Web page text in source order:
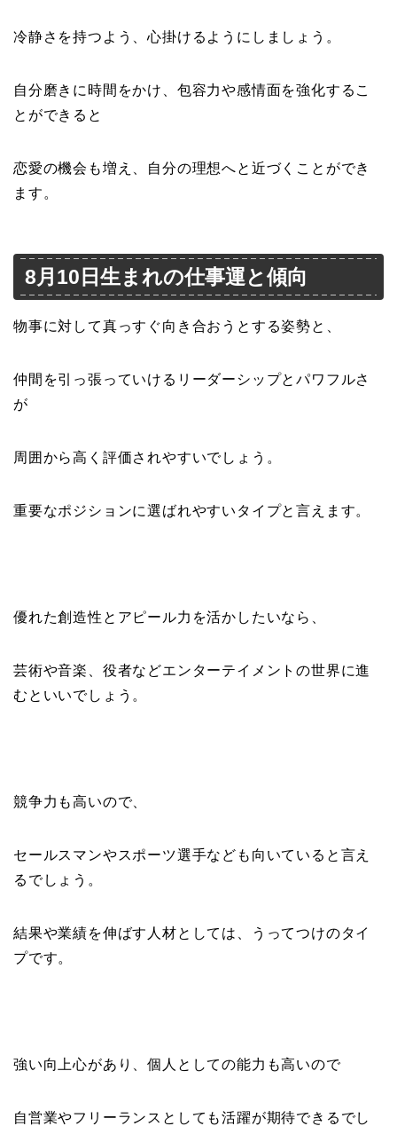
冷静さを持つよう、心掛けるようにしましょう。
自分磨きに時間をかけ、包容力や感情面を強化するこ
とができると
恋愛の機会も増え、自分の理想へと近づくことができ
ます。
8月10日生まれの仕事運と傾向
物事に対して真っすぐ向き合おうとする姿勢と、
仲間を引っ張っていけるリーダーシップとパワフルさ
が
周囲から高く評価されやすいでしょう。
重要なポジションに選ばれやすいタイプと言えます。
優れた創造性とアピール力を活かしたいなら、
芸術や音楽、役者などエンターテイメントの世界に進
むといいでしょう。
競争力も高いので、
セールスマンやスポーツ選手なども向いていると言え
るでしょう。
結果や業績を伸ばす人材としては、うってつけのタイ
プです。
強い向上心があり、個人としての能力も高いので
自営業やフリーランスとしても活躍が期待できるでし